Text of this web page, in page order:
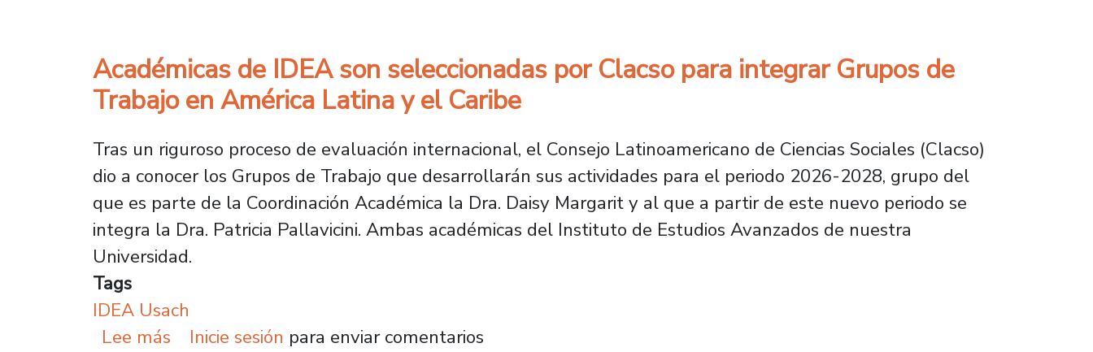
Académicas de IDEA son seleccionadas por Clacso para integrar Grupos de
Trabajo en América Latina y el Caribe
Tras un riguroso proceso de evaluación internacional, el Consejo Latinoamericano de Ciencias Sociales (Clacso)
dio a conocer los Grupos de Trabajo que desarrollarán sus actividades para el periodo 2026-2028, grupo del
que es parte de la Coordinación Académica la Dra. Daisy Margarit y al que a partir de este nuevo periodo se
integra la Dra. Patricia Pallavicini. Ambas académicas del Instituto de Estudios Avanzados de nuestra
Universidad.
Tags
IDEA Usach
Lee más sobre Académicas de IDEA son seleccionadas por Clacso para integrar Grupos de Trabajo en América Latina y el
Inicie sesión para enviar comentarios